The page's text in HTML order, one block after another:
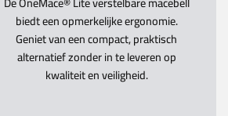
biedt een opmerkelijke ergonomie.
Geniet van een compact, praktisch
alternatief zonder in te leveren op
kwaliteit en veiligheid.